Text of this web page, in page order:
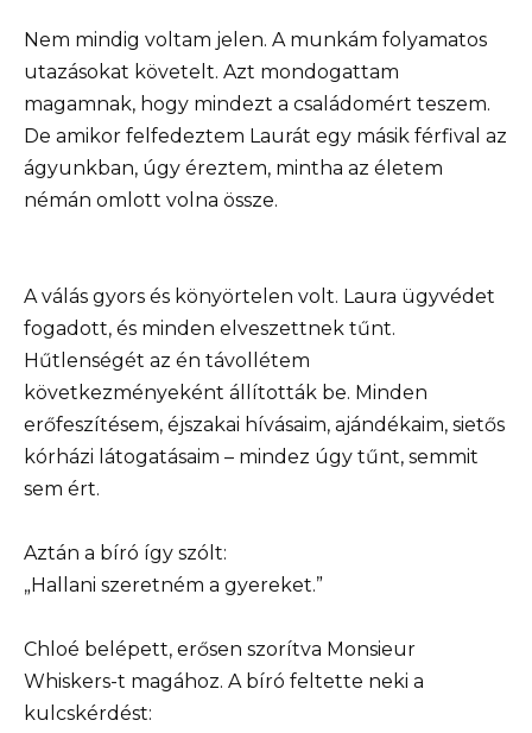
Nem mindig voltam jelen. A munkám folyamatos
utazásokat követelt. Azt mondogattam
magamnak, hogy mindezt a családomért teszem.
De amikor felfedeztem Laurát egy másik férfival az
ágyunkban, úgy éreztem, mintha az életem
némán omlott volna össze.
A válás gyors és könyörtelen volt. Laura ügyvédet
fogadott, és minden elveszettnek tűnt.
Hűtlenségét az én távollétem
következményeként állították be. Minden
erőfeszítésem, éjszakai hívásaim, ajándékaim, sietős
kórházi látogatásaim – mindez úgy tűnt, semmit
sem ért.
Aztán a bíró így szólt:
„Hallani szeretném a gyereket.”
Chloé belépett, erősen szorítva Monsieur
Whiskers-t magához. A bíró feltette neki a
kulcskérdést: